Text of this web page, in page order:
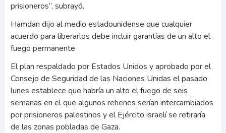
prisioneros”, subrayó.
Hamdan dijo al medio estadounidense que cualquier
acuerdo para liberarlos debe incluir garantías de un alto el
fuego permanente
El plan respaldado por Estados Unidos y aprobado por el
Consejo de Seguridad de las Naciones Unidas el pasado
lunes establece que habría un alto el fuego de seis
semanas en el que algunos rehenes serían intercambiados
por prisioneros palestinos y el Ejército israelí se retiraría
de las zonas pobladas de Gaza.